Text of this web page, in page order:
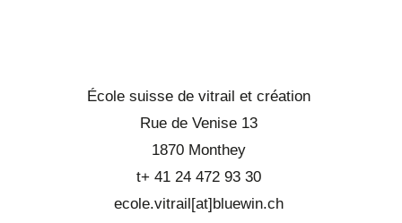
École suisse de vitrail et création
Rue de Venise 13
1870 Monthey
t+ 41 24 472 93 30
ecole.vitrail[at]bluewin.ch